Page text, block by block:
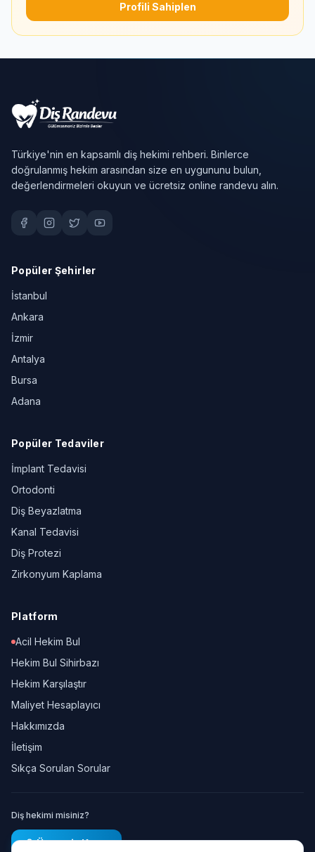
Profili Sahiplen
Türkiye'nin en kapsamlı diş hekimi rehberi. Binlerce
doğrulanmış hekim arasından size en uygununu bulun,
değerlendirmeleri okuyun ve ücretsiz online randevu alın.
Popüler Şehirler
İstanbul
Ankara
İzmir
Antalya
Bursa
Adana
Popüler Tedaviler
İmplant Tedavisi
Ortodonti
Diş Beyazlatma
Kanal Tedavisi
Diş Protezi
Zirkonyum Kaplama
Platform
Acil Hekim Bul
Hekim Bul Sihirbazı
Hekim Karşılaştır
Maliyet Hesaplayıcı
Hakkımızda
İletişim
Sıkça Sorulan Sorular
Diş hekimi misiniz?
Ücretsiz Kayıt